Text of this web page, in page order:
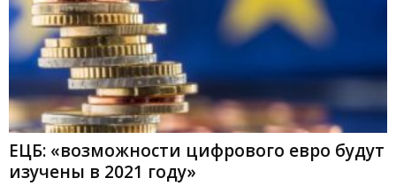
ЕЦБ: «возможности цифрового евро будут
изучены в 2021 году»